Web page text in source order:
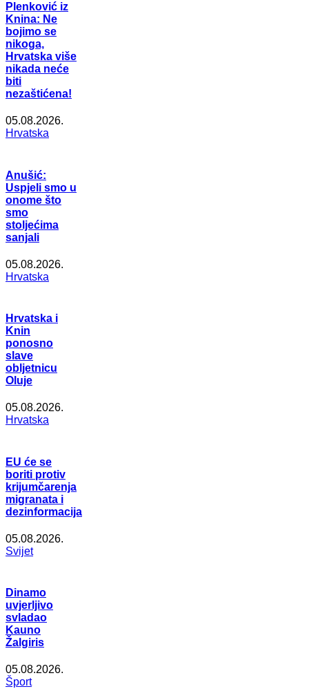
Plenković iz
Knina: Ne
bojimo se
nikoga,
Hrvatska više
nikada neće
biti
nezaštićena!
05.08.2026.
Hrvatska
Anušić:
Uspjeli smo u
onome što
smo
stoljećima
sanjali
05.08.2026.
Hrvatska
Hrvatska i
Knin
ponosno
slave
obljetnicu
Oluje
05.08.2026.
Hrvatska
EU će se
boriti protiv
krijumčarenja
migranata i
dezinformacija
05.08.2026.
Svijet
Dinamo
uvjerljivo
svladao
Kauno
Žalgiris
05.08.2026.
Šport